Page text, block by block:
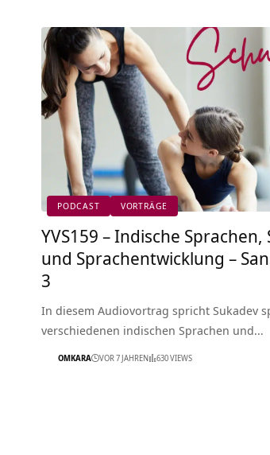
PODCAST VORTRÄGE
YVS159 – Indische
und Sprachentwicklung –
3
In diesem Audiovortrag spricht Sukadev
verschiedenen indischen Sprachen und…
OMKARA VOR 7 JAHREN 630 VIEWS